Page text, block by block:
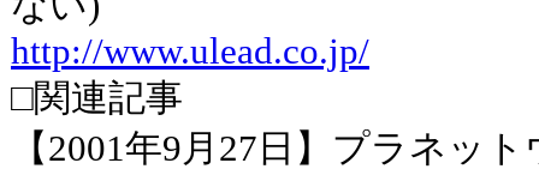
http://www.ulead.co.jp/
□関連記事
【2001年9月27日】プラネッ